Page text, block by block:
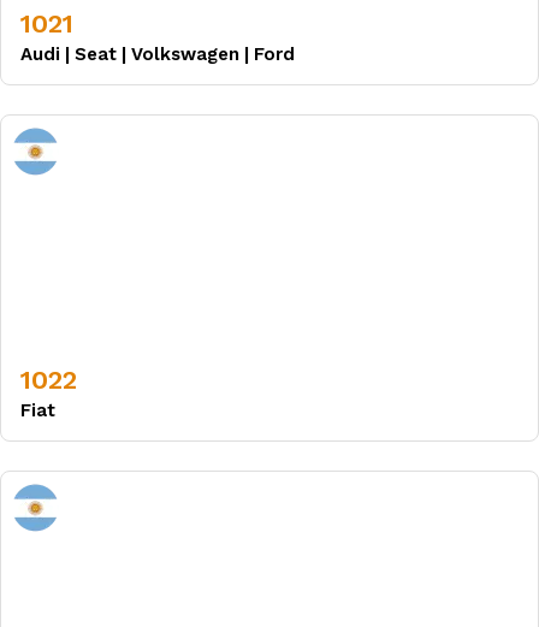
1021
Audi | Seat | Volkswagen | Ford
1022
Fiat